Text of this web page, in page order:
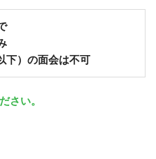
下）の面会は不可
さい。